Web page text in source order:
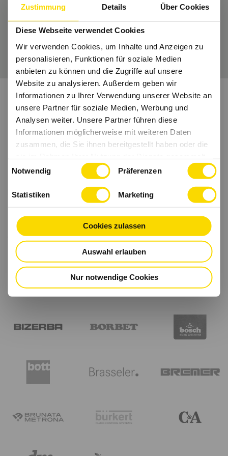
Zustimmung Details Über Cookies
Diese Webseite verwendet Cookies
Wir verwenden Cookies, um Inhalte und Anzeigen zu
personalisieren, Funktionen für soziale Medien
anbieten zu können und die Zugriffe auf unsere
Website zu analysieren. Außerdem geben wir
Informationen zu Ihrer Verwendung unserer Website an
unsere Partner für soziale Medien, Werbung und
Analysen weiter. Unsere Partner führen diese
Informationen möglicherweise mit weiteren Daten
zusammen, die Sie ihnen bereitgestellt haben oder die
haben.
Notwendig Präferenzen
Statistiken Marketing
Cookies zulassen
Auswahl erlauben
Nur notwendige Cookies
Wir freuen uns auf Dich.